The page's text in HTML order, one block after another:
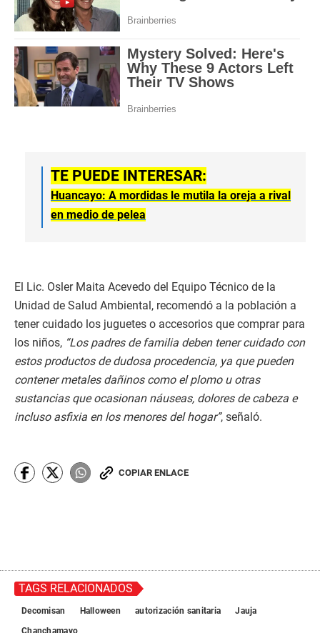
TE PUEDE INTERESAR:
Huancayo: A mordidas le mutila la oreja a rival
en medio de pelea
El Lic. Osler Maita Acevedo del Equipo Técnico de la
Unidad de Salud Ambiental, recomendó a la población a
tener cuidado los juguetes o accesorios que comprar para
los niños, “Los padres de familia deben tener cuidado con
estos productos de dudosa procedencia, ya que pueden
contener metales dañinos como el plomo u otras
sustancias que ocasionan náuseas, dolores de cabeza e
incluso asfixia en los menores del hogar”, señaló.
COPIAR ENLACE
TAGS RELACIONADOS
Decomisan Halloween autorización sanitaria
Jauja